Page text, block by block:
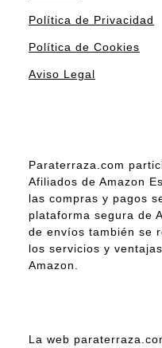
Política de Privacidad
Política de Cookies
Aviso Legal
Paraterraza.com
Afiliados de Amazon
las compras y pagos
plataforma segura de
de envíos también se
los servicios y
Amazon.
La web